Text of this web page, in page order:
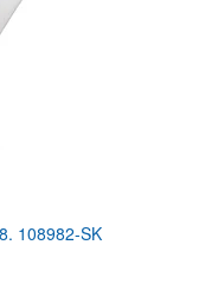
108982-SK